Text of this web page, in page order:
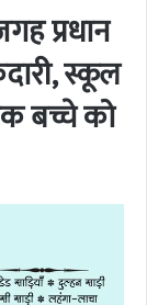
प्रधान
स्कूल
बच्चे को